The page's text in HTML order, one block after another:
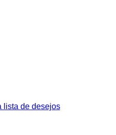
lista de desejos